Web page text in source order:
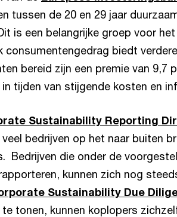
tussen de 20 en 29 jaar
is een belangrijke groep voor
consumentengedrag biedt
bereid zijn een premie van 9,7
tijden van stijgende kosten en
Sustainability Reporting
bedrijven op het naar buiten
Bedrijven die onder de
kunnen zich nog
Sustainability Due
tonen, kunnen koplopers